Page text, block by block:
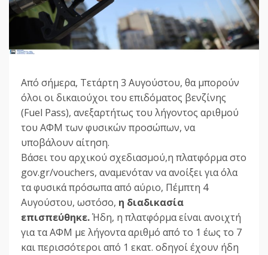
Από σήμερα, Τετάρτη 3 Αυγούστου, θα μπορούν
όλοι οι δικαιούχοι του επιδόματος βενζίνης
(Fuel Pass), ανεξαρτήτως του λήγοντος αριθμού
του ΑΦΜ των φυσικών προσώπων, να
υποβάλουν αίτηση.
Βάσει του αρχικού σχεδιασμού,η πλατφόρμα στο
gov.gr/vouchers, αναμενόταν να ανοίξει για όλα
τα φυσικά πρόσωπα από αύριο, Πέμπτη 4
Αυγούστου, ωστόσο, η διαδικασία
επισπεύθηκε.Ήδη, η πλατφόρμα είναι ανοιχτή
για τα ΑΦΜ με λήγοντα αριθμό από το 1 έως το 7
και περισσότεροι από 1 εκατ. οδηγοί έχουν ήδη